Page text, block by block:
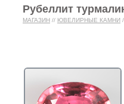
Рубеллит
МАГАЗИН // ЮВЕЛИРНЫЕ КАМНИ